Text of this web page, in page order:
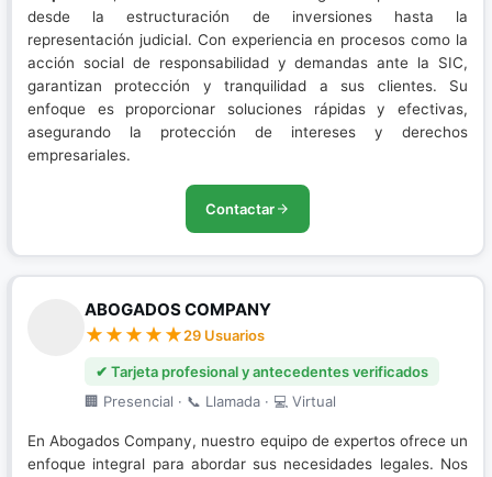
desde la estructuración de inversiones hasta la
representación judicial. Con experiencia en procesos como la
acción social de responsabilidad y demandas ante la SIC,
garantizan protección y tranquilidad a sus clientes. Su
enfoque es proporcionar soluciones rápidas y efectivas,
asegurando la protección de intereses y derechos
empresariales.
Contactar
ABOGADOS COMPANY
29 Usuarios
✔ Tarjeta profesional y antecedentes verificados
🏢 Presencial · 📞 Llamada · 💻 Virtual
En Abogados Company, nuestro equipo de expertos ofrece un
enfoque integral para abordar sus necesidades legales. Nos